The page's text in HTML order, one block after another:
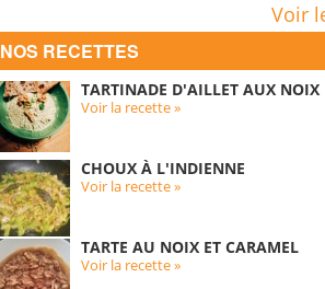
Voir
NOS RECETTES
TARTINADE D'AILLET AUX NOIX
Voir la recette »
CHOUX À L'INDIENNE
Voir la recette »
TARTE AU NOIX ET CARAMEL
Voir la recette »